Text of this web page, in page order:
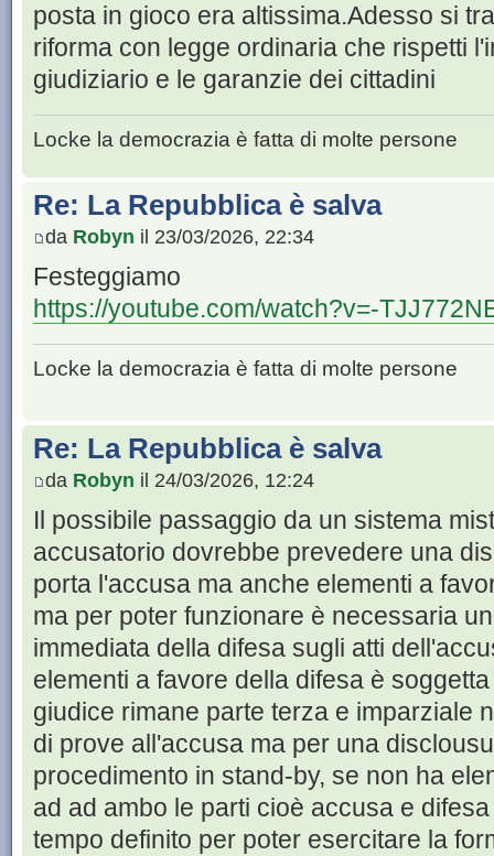
posta in gioco era altissima.Adesso si
riforma con legge ordinaria che rispetti
giudiziario e le garanzie dei cittadini
Locke la democrazia è fatta di molte persone
Re: La Repubblica è salva
da Robyn il 23/03/2026, 22:34
Festeggiamo
https://youtube.com/watch?v=-
Locke la democrazia è fatta di molte persone
Re: La Repubblica è salva
da Robyn il 24/03/2026, 12:24
Il possibile passaggio da un sistema
accusatorio dovrebbe prevedere una
porta l'accusa ma anche elementi a
ma per poter funzionare è necessaria
immediata della difesa sugli atti
elementi a favore della difesa è
giudice rimane parte terza e imparziale
di prove all'accusa ma per una
procedimento in stand-by, se non ha
ad ad ambo le parti cioè accusa e
tempo definito per poter esercitare la